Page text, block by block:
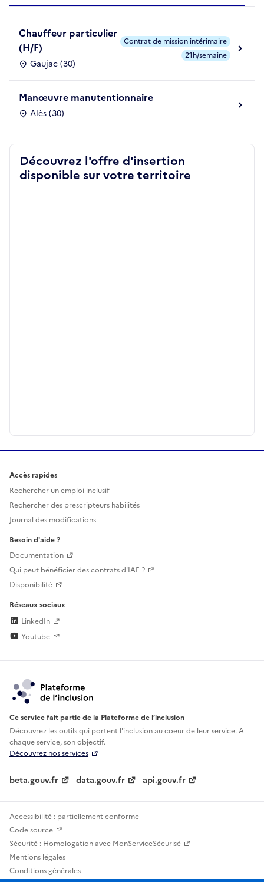
Chauffeur particulier
(H/F)
Gaujac (30)
Contrat de mission intérimaire
21h/semaine
Manœuvre manutentionnaire
Alès (30)
Découvrez l'offre d'insertion
disponible sur votre territoire
Accès rapides
Rechercher un emploi inclusif
Rechercher des prescripteurs habilités
Journal des modifications
Besoin d'aide ?
Documentation
Qui peut bénéficier des contrats d'IAE ?
Disponibilité
Réseaux sociaux
LinkedIn
Youtube
Ce service fait partie de la Plateforme de l’inclusion
Découvrez les outils qui portent l'inclusion aucoeur de leur service. A
chaque service, son objectif.
Découvrez nos services
beta.gouv.fr data.gouv.fr api.gouv.fr
Accessibilité : partiellement conforme
Code source
Sécurité : Homologation avec MonServiceSécurisé
Mentions légales
Conditions générales